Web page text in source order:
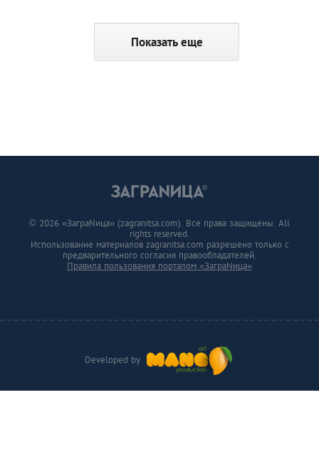
Показать еще
Developed by
© 2026 «ЗаграNица» (zagranitsa.com). Все права защищены. All
rights reserved.
Использование материалов zagranitsa.com разрешено только с
предварительного согласия правообладателей.
Правила пользования порталом «ЗаграNица»